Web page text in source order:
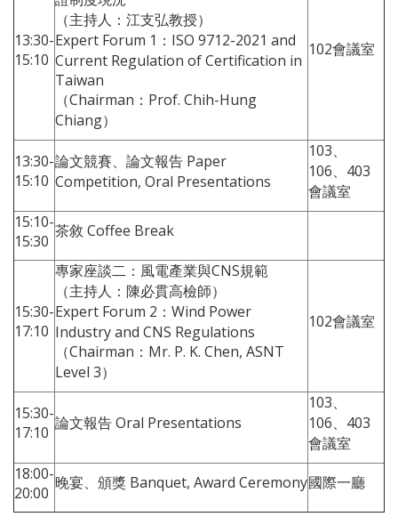
13:30-
15:10
（主持人：江支弘教授）
Expert Forum 1：ISO 9712-2021 and
Current Regulation of Certification in
Taiwan
（Chairman：Prof. Chih-Hung
Chiang）
102會議室
13:30-
15:10
論文競賽、論文報告 Paper
Competition, Oral Presentations
103、
106、403
會議室
15:10-
15:30
茶敘 Coffee Break
15:30-
17:10
專家座談二：風電產業與CNS規範
（主持人：陳必貫高檢師）
Expert Forum 2：Wind Power
Industry and CNS Regulations
（Chairman：Mr. P. K. Chen, ASNT
Level 3）
102會議室
15:30-
17:10 論文報告 Oral Presentations
103、
106、403
會議室
18:00-
20:00
晚宴、頒獎 Banquet, Award Ceremony國際一廳